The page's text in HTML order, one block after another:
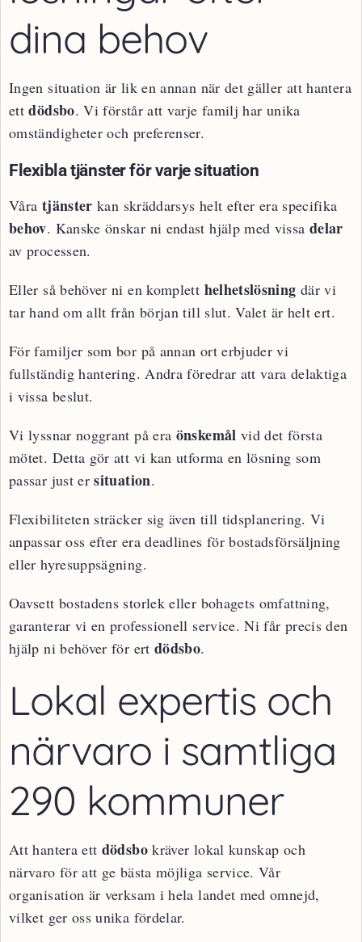
dina behov
Ingen situation är lik en annan när det gäller att hantera
ettdödsbo. Vi förstår att varje familj har unika
omständigheter och preferenser.
Flexibla tjänster för varje situation
Våra tjänster kan skräddarsys helt efter era specifika
behov. Kanske önskar ni endast hjälp med vissa delar
av processen.
Eller så behöver ni en komplett helhetslösning där vi
tar hand om allt från början till slut. Valet är helt ert.
För familjer som bor på annan ort erbjuder vi
fullständig hantering. Andra föredrar att vara delaktiga
i vissa beslut.
Vi lyssnar noggrant på era önskemål vid det första
mötet. Detta gör att vi kan utforma en lösning som
passar just ersituation.
Flexibiliteten sträcker sig även till tidsplanering. Vi
anpassar oss efter era deadlines för bostadsförsäljning
eller hyresuppsägning.
Oavsett bostadens storlek eller bohagets omfattning,
garanterar vi en professionell service. Ni får precis den
hjälp ni behöver för ert dödsbo.
Lokal expertis och
närvaro i samtliga
290 kommuner
Att hantera ett dödsbokräver lokal kunskap och
närvaro för att ge bästa möjliga service. Vår
organisation är verksam i hela landet med omnejd,
vilket ger oss unika fördelar.